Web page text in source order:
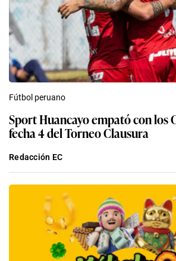
Fútbol peruano
Sport Huancayo empató con los
fecha 4 del Torneo Clausura
Redacción EC